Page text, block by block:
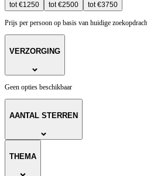
tot€1250 tot€2500 tot€3750
Prijs per persoon op basis van huidige
VERZORGING
Geen opties beschikbaar
AANTAL STERREN
THEMA